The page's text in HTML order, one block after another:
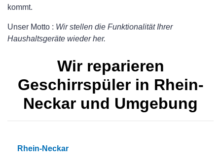
kommt.
Unser Motto : Wir stellen die Funktionalität Ihrer
Haushaltsgeräte wieder her.
Wir reparieren
Geschirrspüler in Rhein-
Neckar und Umgebung
Rhein-Neckar